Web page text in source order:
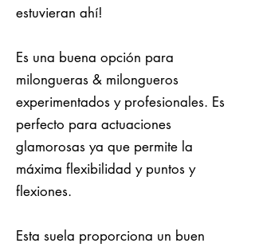
estuvieran ahí!
Es una buena opción para
milongueras & milongueros
experimentados y profesionales. Es
perfecto para actuaciones
glamorosas ya que permite la
máxima flexibilidad y puntos y
flexiones.
Esta suela proporciona un buen